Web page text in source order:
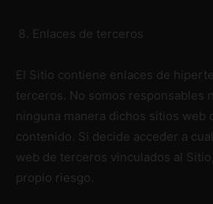
Enlaces de terceros
El Sitio contiene enlaces de
terceros. No somos responsables
ninguna manera dichos sitios web
contenido. Si decide acceder a
web de terceros vinculados al
propio riesgo.